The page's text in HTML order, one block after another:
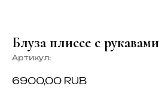
Блуза плиссе с рукавами
Артикул:
6900,00 RUB